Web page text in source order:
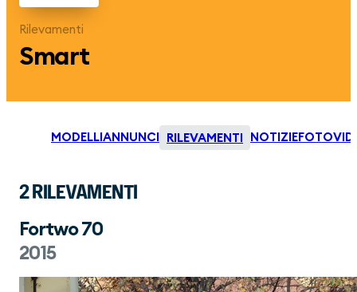
Rilevamenti
Smart
MODELLI ANNUNCI RILEVAMENTI NOTIZIE FOTO
2 RILEVAMENTI
Fortwo 70
2015